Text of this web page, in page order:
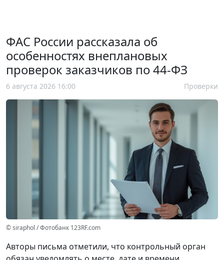
ФАС России рассказала об
особенностях внеплановых
проверок заказчиков по 44-ФЗ
6 августа 2026 16:00 Проверки
© siraphol / Фотобанк 123RF.com
Авторы письма отметили, что контрольный орган